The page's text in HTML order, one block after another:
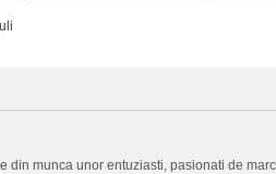
din munca unor entuziasti, pasionati de